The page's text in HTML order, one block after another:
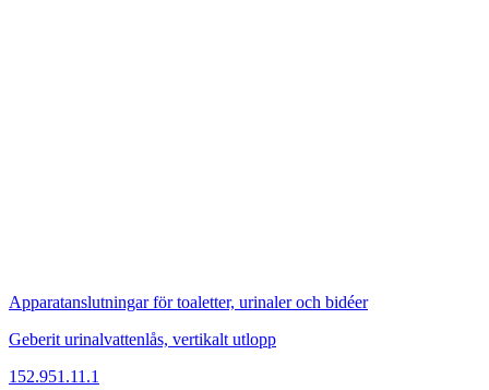
Apparatanslutningar för toaletter, urinaler och bidéer
Geberit urinalvattenlås, vertikalt utlopp
152.951.11.1